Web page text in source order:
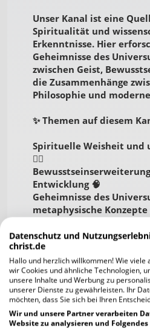
Unser Kanal ist eine
Spiritualität und
Erkenntnisse. Hier
Geheimnisse des
zwischen Geist,
die Zusammenhänge
Philosophie und
✨ Themen auf diesem
Spirituelle Weisheit und
🧘‍♂️
Entwicklung 🧠
Geheimnisse des
metaphysische Konzepte
Physik und Spiritualität
Angelina71
Auch das
David
Quelle.
Datenschutz und
christ.de
Hallo und herzlich willkommen! Wie
wir Cookies und ähnliche Technologien,
unsere Inhalte und Werbung zu
unserer Dienste zu gewährleisten. Ihr
möchten, dass Sie sich bei Ihren
Wir und unsere Partner verarbeiten
Website zu analysieren und